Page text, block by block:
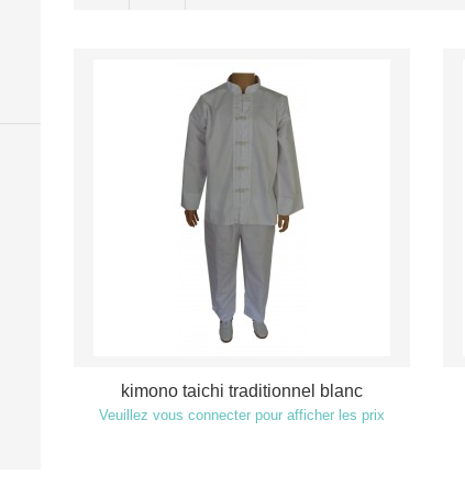
kimono taichi traditionnel blanc
Veuillez vous connecter pour afficher les prix